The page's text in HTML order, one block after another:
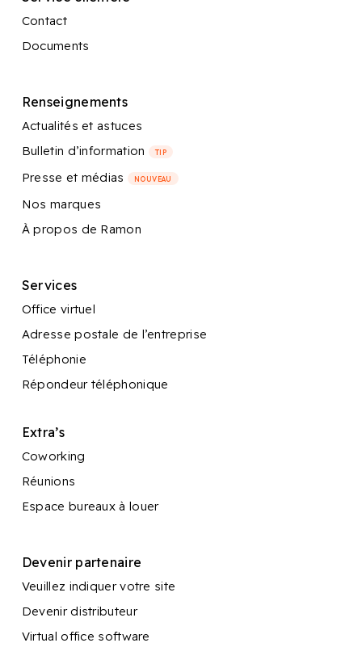
Contact
Documents
Renseignements
Actualités et astuces
Bulletin d’information
TIP
Presse et médias NOUVEAU
Nos marques
À propos de Ramon
Services
Office virtuel
Adresse postale de l’entreprise
Téléphonie
Répondeur téléphonique
Extra’s
Coworking
Réunions
Espace bureaux à louer
Devenir partenaire
Veuillez indiquer votre site
Devenir distributeur
Virtual office software